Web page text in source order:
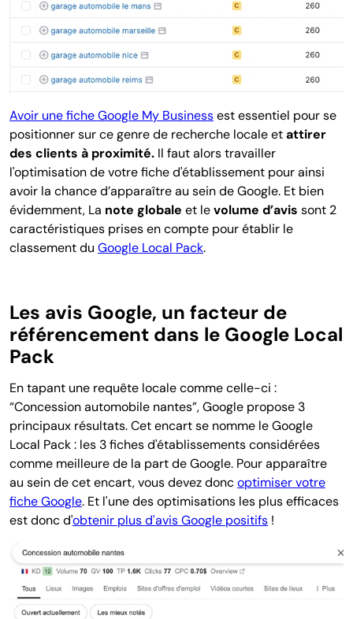
Avoir une fiche Google My Businessest essentiel pour se
positionner sur ce genre de recherche locale etattirer
des clients à proximité. Il faut alors travailler
l'optimisation de votre fiche d'établissement pour ainsi
avoir la chance d’apparaître au sein de Google. Et bien
évidemment, La note globale et levolume d’avis sont 2
caractéristiques prises en compte pour établir le
classement du Google Local Pack.
Les avis Google, un facteur de
référencement dans le Google Local
Pack
En tapant une requête locale comme celle-ci :
“Concession automobile nantes”, Google propose 3
principaux résultats. Cet encart se nomme le Google
Local Pack : les 3 fiches d'établissements considérées
comme meilleure de la part de Google. Pour apparaître
au sein de cet encart, vous devez doncoptimiser votre
fiche Google. Et l'une des optimisations les plus efficaces
est donc d'obtenir plus d'avis Google positifs !